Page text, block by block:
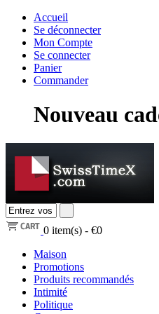
Accueil
Se déconnecter
Mon Compte
Se connecter
Panier
Commander
Nouveau
0 item(s) - €0
Maison
Promotions
Produits recommandés
Intimité
Politique